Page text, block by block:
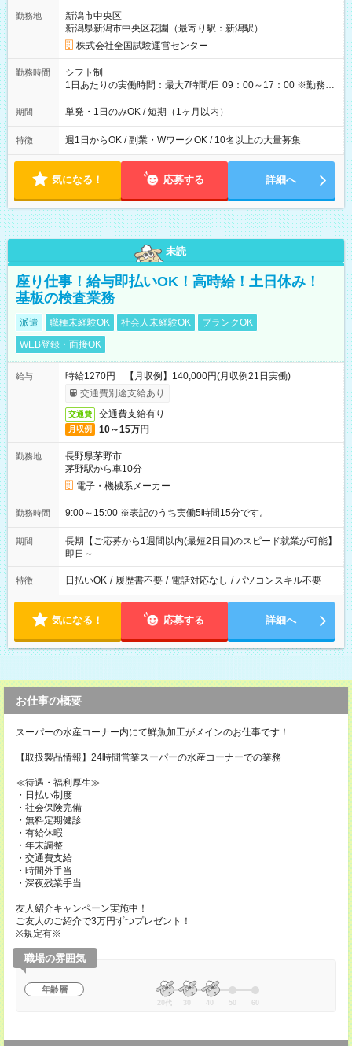
例】 ・河合塾模擬試験 8:30～17:30（休憩1時間） 時給1,300円
×8時間＝日収10,400円＋交通費 ※当日の役割により時給＋100
円の場合あり ・国家試験 7:00～13:30（休憩なし） 時給1,300
円（役割手当＋100円）×6時間＝日収8,400円＋交通費 【試用期
間】試用期間なし
勤務地
新潟市中央区
新潟県新潟市中央区花園（最寄り駅：新潟駅）
株式会社全国試験運営センター
勤務時間
シフト制
1日あたりの実働時間：最大7時間/日 09：00～17：00 ※勤務時
間は 試験により異なります。
期間 単発・1日のみOK / 短期（1ヶ月以内）
特徴 週1日からOK / 副業・WワークOK / 10名以上の大量募集
気になる！ 応募する 詳細へ
未読
座り仕事！給与即払いOK！高時給！土日休み！
基板の検査業務
派遣 職種未経験OK 社会人未経験OK
ブランクOK
WEB登録・面接OK
給与
時給1270円 【月収例】140,000円(月収例21日実働)
交通費別途支給あり
交通費 交通費支給有り
月収例 10～15万円
勤務地
長野県茅野市
茅野駅から車10分
電子・機械系メーカー
勤務時間 9:00～15:00 ※表記のうち実働5時間15分です。
期間
長期【ご応募から1週間以内(最短2日目)のスピード就業が可能】
即日～
特徴 日払いOK / 履歴書不要 / 電話対応なし / パソコンスキル不要
気になる！ 応募する 詳細へ
お仕事の概要
スーパーの水産コーナー内にて鮮魚加工がメインのお仕事です！
【取扱製品情報】24時間営業スーパーの水産コーナーでの業務
≪待遇・福利厚生≫
・日払い制度
・社会保険完備
・無料定期健診
・有給休暇
・年末調整
・交通費支給
・時間外手当
・深夜残業手当
友人紹介キャンペーン実施中！
ご友人のご紹介で3万円ずつプレゼント！
※規定有※
職場の雰囲気
年齢層
20代 30 40 50 60